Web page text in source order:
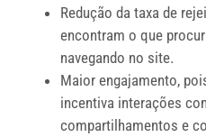
Redução da taxa de
encontram o que
navegando no site.
Maior engajamento,
incentiva interações
compartilhamentos e